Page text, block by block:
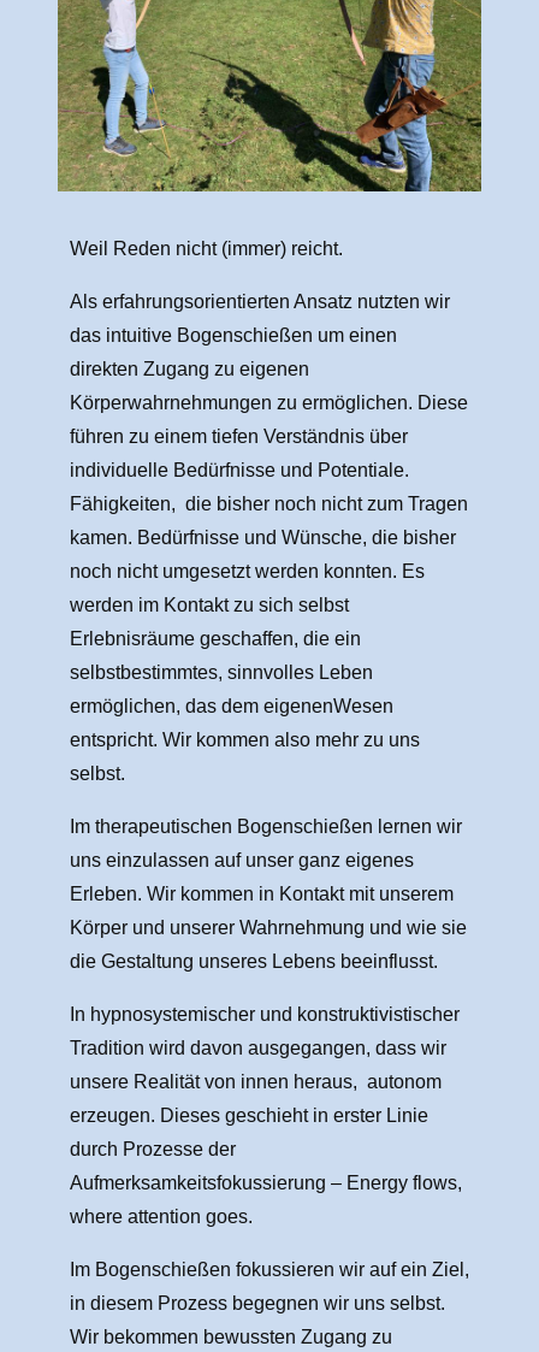
Weil Reden nicht (immer) reicht.
Als erfahrungsorientierten Ansatz nutzten wir
das intuitive Bogenschießen um einen
direkten Zugang zu eigenen
Körperwahrnehmungen zu ermöglichen. Diese
führen zu einem tiefen Verständnis über
individuelle Bedürfnisse und Potentiale.
Fähigkeiten, die bisher noch nicht zum Tragen
kamen. Bedürfnisse und Wünsche, die bisher
noch nicht umgesetzt werden konnten. Es
werden im Kontakt zu sich selbst
Erlebnisräume geschaffen, die ein
selbstbestimmtes, sinnvolles Leben
ermöglichen, das dem eigenenWesen
entspricht. Wir kommen also mehr zu uns
selbst.
Im therapeutischen Bogenschießen lernen wir
uns einzulassen auf unser ganz eigenes
Erleben. Wir kommen in Kontakt mit unserem
Körper und unserer Wahrnehmung und wie sie
die Gestaltung unseres Lebens beeinflusst.
In hypnosystemischer und konstruktivistischer
Tradition wird davon ausgegangen, dass wir
unsere Realität von innen heraus, autonom
erzeugen. Dieses geschieht in erster Linie
durch Prozesse der
Aufmerksamkeitsfokussierung – Energy flows,
where attention goes.
Im Bogenschießen fokussieren wir auf ein Ziel,
in diesem Prozess begegnen wir uns selbst.
Wir bekommen bewussten Zugang zu